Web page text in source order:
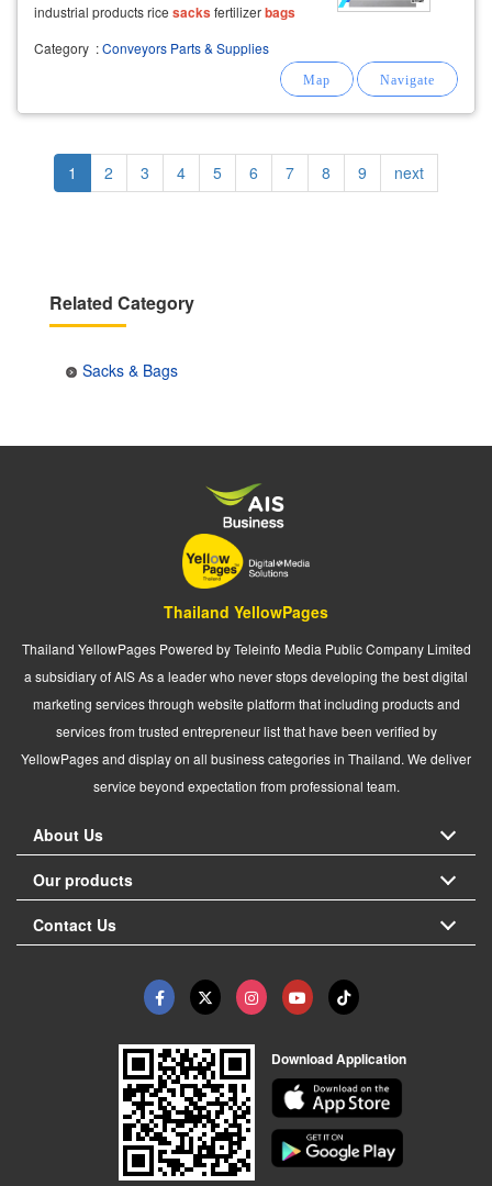
industrial products rice sacksfertilizerbags
flour sugar animal feed bags
chemical
Category :Conveyors Parts & Supplies
Pagination
Current
page
1 Page
2 Page
3 Page
4 Page
5 Page
6 Page
7 Page
8 Page
9
Next
page
next
Related Category
Sacks & Bags
Thailand YellowPages
Thailand YellowPages Powered by Teleinfo Media Public Company Limited
a subsidiary of AIS As a leader who never stops developing the best digital
marketing services through website platform that including products and
services from trusted entrepreneur list that have been verified by
YellowPages and display on all business categories in Thailand. We deliver
service beyond expectation from professional team.
About Us
Our products
Contact Us
Download Application